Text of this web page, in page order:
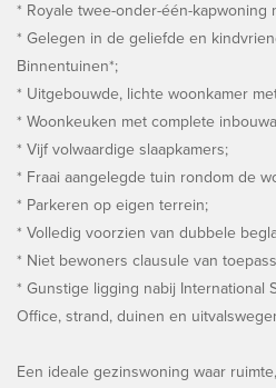
* Royale twee-onder-één-kapwoning
* Gelegen in de geliefde en
Binnentuinen*;
* Uitgebouwde, lichte woonkamer
* Woonkeuken met complete
* Vijf volwaardige slaapkamers;
* Fraai aangelegde tuin rondom de
* Parkeren op eigen terrein;
* Volledig voorzien van dubbele
* Niet bewoners clausule van
* Gunstige ligging nabij International
Office, strand, duinen en
Een ideale gezinswoning waar